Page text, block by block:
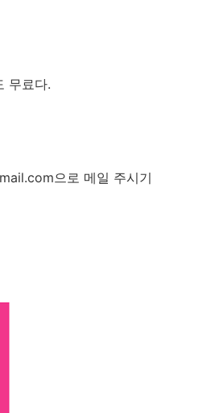
무료다.
으로 메일 주시기